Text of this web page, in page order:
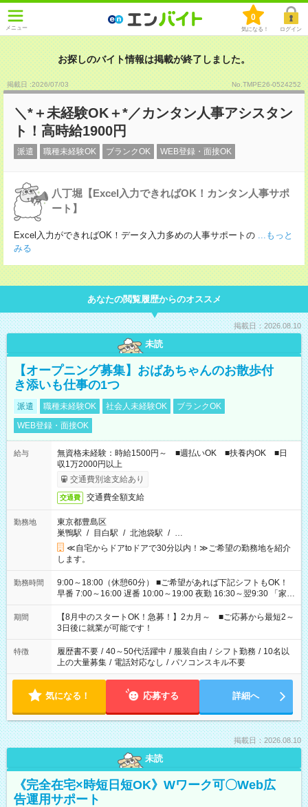
メニュー
0
気になる！ ログイン
お探しのバイト情報は掲載が終了しました。
掲載日 :2026/07/03 No.TMPE26-0524252
＼*＋未経験OK＋*／カンタン人事アシスタン
ト！高時給1900円
派遣 職種未経験OK ブランクOK WEB登録・面接OK
八丁堀【Excel入力できればOK！カンタン人事サポ
ート】
Excel入力ができればOK！データ入力多めの人事サポートの ...もっと
みる
あなたの閲覧履歴からのオススメ
掲載日：2026.08.10
未読
【オープニング募集】おばあちゃんのお散歩付
き添いも仕事の1つ
派遣 職種未経験OK 社会人未経験OK
ブランクOK
WEB登録・面接OK
給与
無資格未経験：時給1500円～ ■週払いOK ■扶養内OK ■日
収1万2000円以上
交通費別途支給あり
交通費 交通費全額支給
勤務地
東京都豊島区
巣鴨駅 / 目白駅 / 北池袋駅 / …
≪自宅からドアtoドアで30分以内！≫ご希望の勤務地を紹介
します。
勤務時間
9:00～18:00（休憩60分） ■ご希望があれば下記シフトもOK！
早番 7:00～16:00 遅番 10:00～19:00 夜勤 16:30～翌9:30 「家族
と休みを合わせたい」 「余裕を持って夕飯の準備がしたい」
「できれば残業はしたくない」 など、ご希望を教えてください
ね。 ※Wワーク希望の方へ 今ご覧のお仕事で希望する勤務時間
と、もう1つのお仕事の勤務時間。 合計で週40時間を超える場
合は応募できません。
期間
【8月中のスタートOK！急募！】2カ月～ ■ご応募から最短2～
3日後に就業が可能です！
特徴 履歴書不要 / 40～50代活躍中 / 服装自由 / シフト勤務 / 10名以
上の大量募集 / 電話対応なし / パソコンスキル不要
気になる！ 応募する 詳細へ
掲載日：2026.08.10
未読
《完全在宅×時短日短OK》Wワーク可〇Web広
告運用サポート